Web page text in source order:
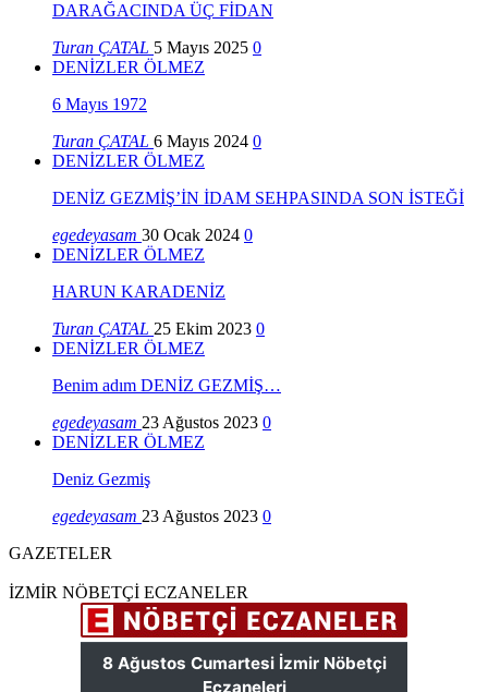
DARAĞACINDA ÜÇ FİDAN
Turan ÇATAL 5 Mayıs 2025 0
DENİZLER ÖLMEZ
6 Mayıs 1972
Turan ÇATAL 6 Mayıs 2024 0
DENİZLER ÖLMEZ
DENİZ GEZMİŞ’İN İDAM SEHPASINDA SON İSTEĞİ
egedeyasam 30 Ocak 2024 0
DENİZLER ÖLMEZ
HARUN KARADENİZ
Turan ÇATAL 25 Ekim 2023 0
DENİZLER ÖLMEZ
Benim adım DENİZ GEZMİŞ…
egedeyasam 23 Ağustos 2023 0
DENİZLER ÖLMEZ
Deniz Gezmiş
egedeyasam 23 Ağustos 2023 0
GAZETELER
İZMİR NÖBETÇİ ECZANELER